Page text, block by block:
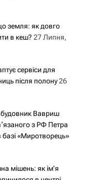
земля: як довго
в кеш? 27 Липня,
сервіси для
після полону 26
Вавриш
з РФ Петра
базі «Миротворець»
мішень: як ім’я